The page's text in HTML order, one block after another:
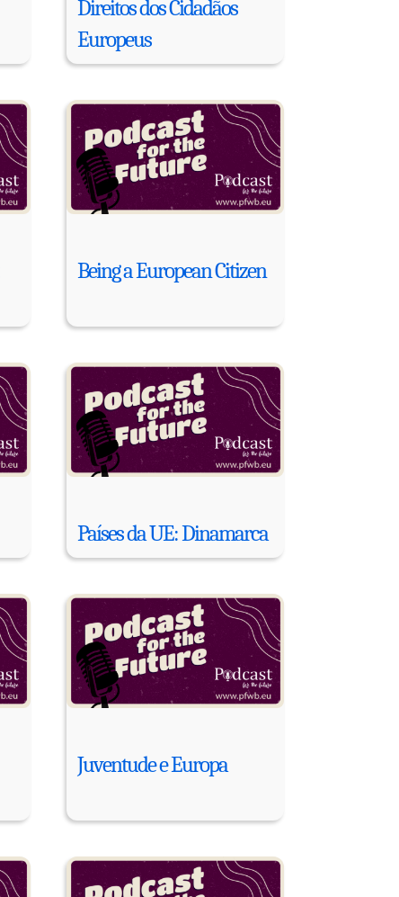
Direitos dos Cidadãos
Europeus
Being a European Citizen
Países da UE: Dinamarca
Juventude e Europa